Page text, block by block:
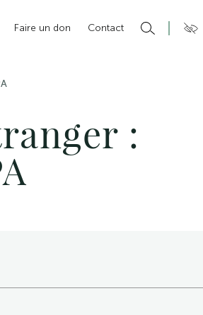
Faire un don
Contact
: